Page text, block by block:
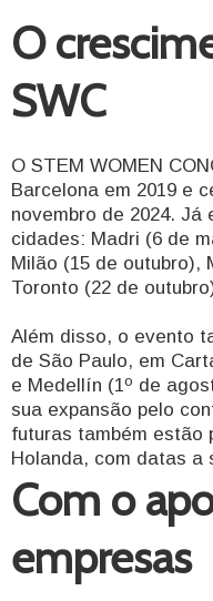
O
SWC
O STEM WOMEN
Barcelona em 2019 e
novembro de 2024.
cidades: Madri (6 de
Milão (15 de outubro),
Toronto (22 de
Além disso, o evento
de São Paulo, em
e Medellín (1º de
sua expansão pelo
futuras também estão
Holanda, com datas a
Com o
empresas